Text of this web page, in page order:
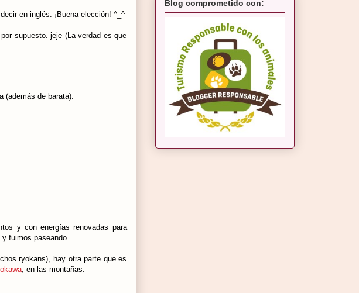
en inglés: ¡Buena elección! ^_^
supuesto. jeje (La verdad es que
(además de barata).
y con energías renovadas para
fuimos paseando.
ryokans), hay otra parte que es
, en las montañas.
Blog comprometido con: